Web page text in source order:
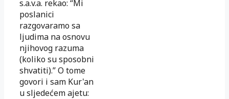
s.a.v.a. rekao: “Mi
poslanici
razgovaramo sa
ljudima na osnovu
njihovog razuma
(koliko su sposobni
shvatiti).” O tome
govori i sam Kur'an
u sljedećem ajetu: